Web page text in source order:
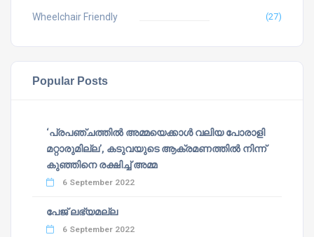
Wheelchair Friendly (27)
Popular Posts
‘പ്രപഞ്ചത്തില്‍ അമ്മയെക്കാള്‍ വലിയ പോരാളി
മറ്റാരുമില്ല’, കടുവയുടെ ആക്രമണത്തില്‍ നിന്ന്
കുഞ്ഞിനെ രക്ഷിച്ച് അമ്മ
6 September 2022
പേജ് ലഭ്യമല്ല
6 September 2022